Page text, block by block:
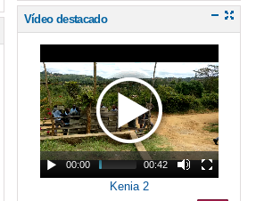
Vídeo destacado
00:00 00:42
Kenia 2